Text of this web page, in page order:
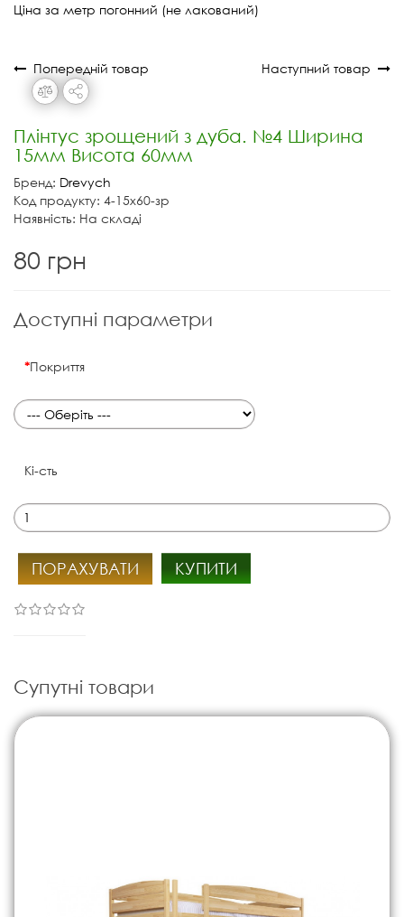
Ціна за метр погонний (не лакований)
Попередній товар Наступний товар
Плінтус зрощений з дуба. №4 Ширина
15мм Висота 60мм
Бренд: Drevych
Код продукту: 4-15х60-зр
Наявність: На складі
80 грн
Доступні параметри
Покриття
Кі-сть
ПОРАХУВАТИ КУПИТИ
Супутні товари